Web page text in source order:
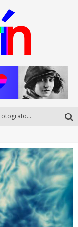
Arturo Bermúdez: el fotógrafo mexicano que brilló en los Premios HUAWEI XMAGE 2025
Di Martini: fotografía boudoir y empoderamiento femenino
Fotógrafos mexicanos de Postal 5.6 brillan como finalistas del Concurso Nacional de Fotografía Cuartoscuro 2026